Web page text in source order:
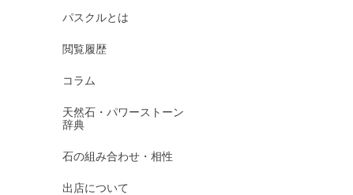
パスクルとは
閲覧履歴
コラム
天然石・パワーストーン
辞典
石の組み合わせ・相性
出店について